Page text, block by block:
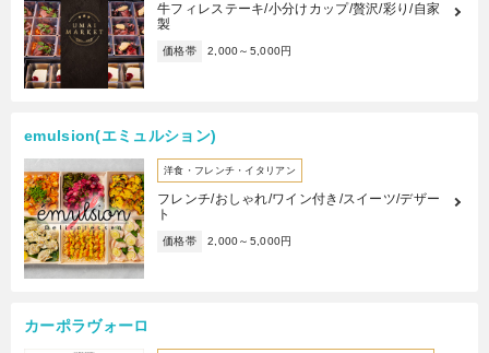
牛フィレステーキ/小分けカップ/贅沢/彩り/自家
製
価格帯 2,000～5,000円
emulsion(エミュルション)
洋食・フレンチ・イタリアン
フレンチ/おしゃれ/ワイン付き/スイーツ/デザー
ト
価格帯 2,000～5,000円
カーポラヴォーロ